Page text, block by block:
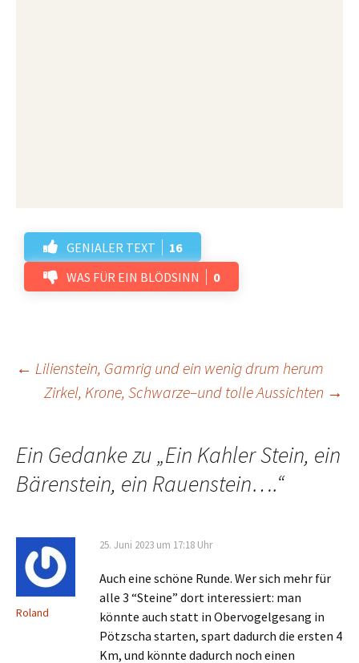
GENIALER TEXT
16
WAS FÜR EIN BLÖDSINN
0
Beitrags-
← Lilienstein, Gamrig und ein wenig drum herum
Zirkel, Krone, Schwarze–und tolle Aussichten →
Ein Gedanke zu „Ein Kahler Stein, ein
Bärenstein, ein Rauenstein….“
Roland
25. Juni 2023 um 17:18 Uhr
Auch eine schöne Runde. Wer sich mehr für
alle 3 “Steine” dort interessiert: man
könnte auch statt in Obervogelgesang in
Pötzscha starten, spart dadurch die ersten 4
Km, und könnte dadurch noch einen